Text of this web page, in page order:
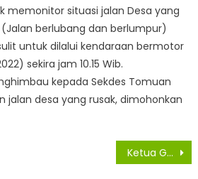
memonitor situasi jalan Desa yang
berlubang dan berlumpur)
untuk dilalui kendaraan bermotor
sekira jam 10.15 Wib.
kepada Sekdes Tomuan
jalan desa yang rusak, dimohonkan
Ketua GM Pekat IB Asahan Sambut Kedatangan Mayjen TNI Tatang Zaenudin